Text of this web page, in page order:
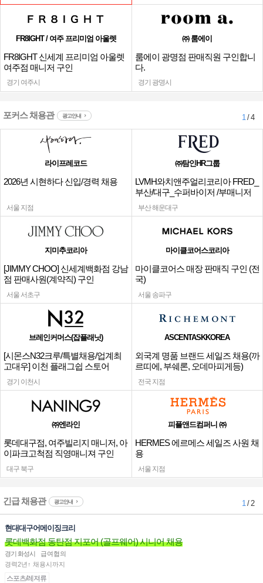
FR8IGHT / 여주 프리미엄 아울렛
FR8IGHT 신세계 프리미엄 아울렛
여주점 매니저 구인
경기 여주시
㈜ 룸에이
룸에이 광명점 판매직원 구인합니
다.
경기 광명시
포커스 채용관 광고안내 1/ 4
라이프레코드
2026년 시현하다 신입/경력 채용
서울 지점
㈜탐인HR그룹
LVMH와치앤주얼리코리아 FRED_
부산/대구_수퍼바이저 /부매니저
채용
부산 해운대구
지미추코리아
[JIMMY CHOO] 신세계백화점 강남
점 판매사원(계약직) 구인
서울 서초구
마이클코어스코리아
마이클코어스 매장 판매직 구인 (전
국)
서울 송파구
브레인커머스(잡플래닛)
[시몬스N32크루/특별채용/업계최
고대우] 이천 플래그쉽 스토어
경기 이천시
ASCENTASKKOREA
외국계 명품 브랜드 세일즈 채용(까
르띠에, 부쉐론, 오데마피게등)
전국 지점
㈜엔라인
롯데대구점, 여주빌리지 매니저, 아
이파크고척점 직영매니져 구인
대구 북구
피플앤드컴퍼니 ㈜
HERMES 에르메스 세일즈 사원 채
용
서울 지점
긴급 채용관 광고안내 1/ 2
현대대구어메이징크리
롯데백화점 동탄점 지포어 (골프웨어) 시니어 채용
경기 화성시
급여협의
경력2년↑ 채용시까지
스포츠/레져류